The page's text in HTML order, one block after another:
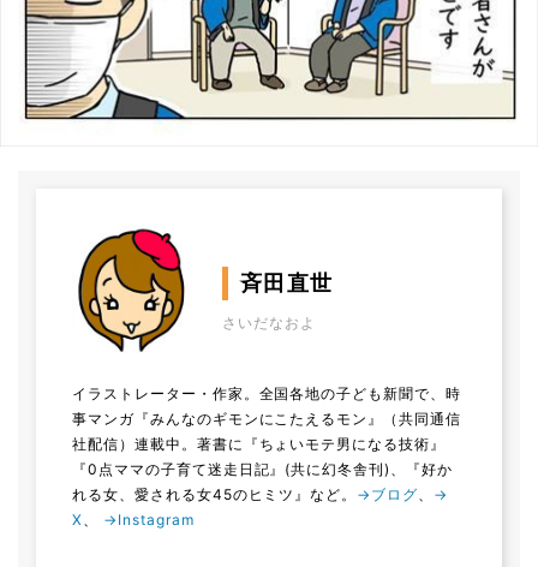
斉田直世
さいだなおよ
イラストレーター・作家。全国各地の子ども新聞で、時
事マンガ『みんなのギモンにこたえるモン』（共同通信
社配信）連載中。著書に『ちょいモテ男になる技術』
『0点ママの子育て迷走日記』(共に幻冬舎刊)、『好か
れる女、愛される女45のヒミツ』など。 →ブログ
→
X
→Instagram